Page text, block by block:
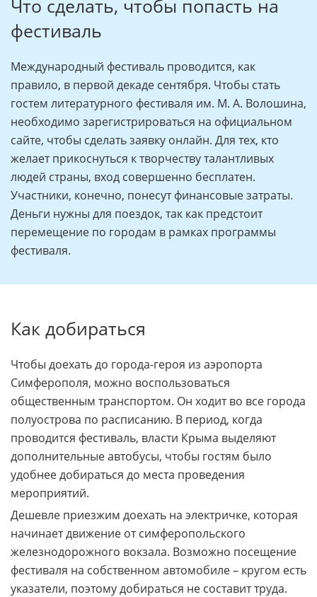
Что сделать, чтобы попасть на
фестиваль
Международный фестиваль проводится, как
правило, в первой декаде сентября. Чтобы стать
гостем литературного фестиваля им. М. А. Волошина,
необходимо зарегистрироваться на официальном
сайте, чтобы сделать заявку онлайн. Для тех, кто
желает прикоснуться к творчеству талантливых
людей страны, вход совершенно бесплатен.
Участники, конечно, понесут финансовые затраты.
Деньги нужны для поездок, так как предстоит
перемещение по городам в рамках программы
фестиваля.
Как добираться
Чтобы доехать до города-героя из аэропорта
Симферополя, можно воспользоваться
общественным транспортом. Он ходит во все города
полуострова по расписанию. В период, когда
проводится фестиваль, власти Крыма выделяют
дополнительные автобусы, чтобы гостям было
удобнее добираться до места проведения
мероприятий.
Дешевле приезжим доехать на электричке, которая
начинает движение от симферопольского
железнодорожного вокзала. Возможно посещение
фестиваля на собственном автомобиле – кругом есть
указатели, поэтому добираться не составит труда.